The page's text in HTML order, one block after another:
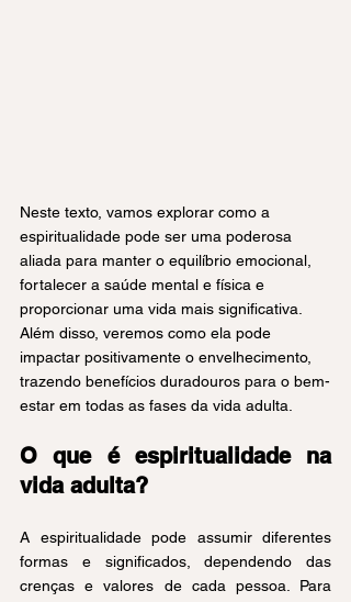
Neste texto, vamos explorar como a
espiritualidade pode ser uma poderosa
aliada para manter o equilíbrio emocional,
fortalecer a saúde mental e física e
proporcionar uma vida mais significativa.
Além disso, veremos como ela pode
impactar positivamente o envelhecimento,
trazendo benefícios duradouros para o bem-
estar em todas as fases da vida adulta.
O que é espiritualidade na
vida adulta?
A espiritualidade pode assumir diferentes
formas e significados, dependendo das
crenças e valores de cada pessoa. Para